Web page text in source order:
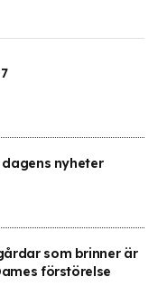
nyheter
som brinner är
förstörelse